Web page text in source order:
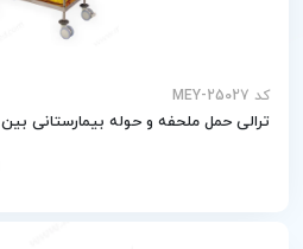
کد MEY-25027
ترالی حمل ملحفه و حوله بیمارستانی بین 1 قلو